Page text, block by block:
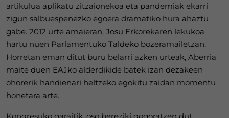
artikulua aplikatu zitzaionekoa eta pandemiak ekarri
zigun salbuespenezko egoera dramatiko hura ahaztu
gabe. 2012 urte amaieran, Josu Erkorekaren lekukoa
hartu nuen Parlamentuko Taldeko bozeramailetzan.
Horretan eman ditut buru belarri azken urteak, Aberria
maite duen EAJko alderdikide batek izan dezakeen
ohorerik handienari heltzeko egokitu zaidan momentu
honetara arte.